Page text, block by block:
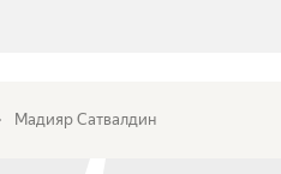
Мадияр Сатвалдин